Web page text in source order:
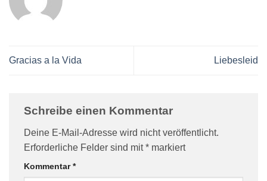
Gracias a la Vida Liebesleid
Schreibe einen Kommentar
Deine E-Mail-Adresse wird nicht veröffentlicht.
Erforderliche Felder sind mit* markiert
Kommentar*